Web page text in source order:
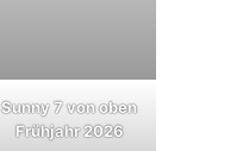
Sunny 7 von oben
Frühjahr 2026